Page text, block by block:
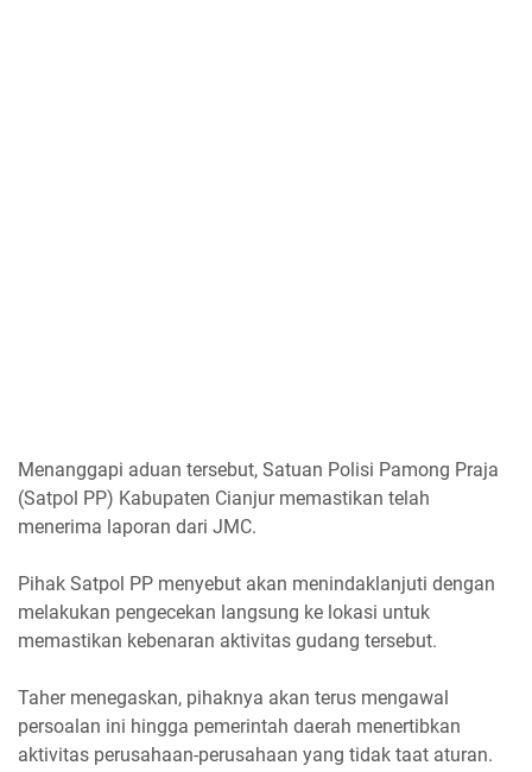
Menanggapi aduan tersebut, Satuan Polisi Pamong Praja
(Satpol PP) Kabupaten Cianjur memastikan telah
menerima laporan dari JMC.
Pihak Satpol PP menyebut akan menindaklanjuti dengan
melakukan pengecekan langsung ke lokasi untuk
memastikan kebenaran aktivitas gudang tersebut.
Taher menegaskan, pihaknya akan terus mengawal
persoalan ini hingga pemerintah daerah menertibkan
aktivitas perusahaan-perusahaan yang tidak taat aturan.